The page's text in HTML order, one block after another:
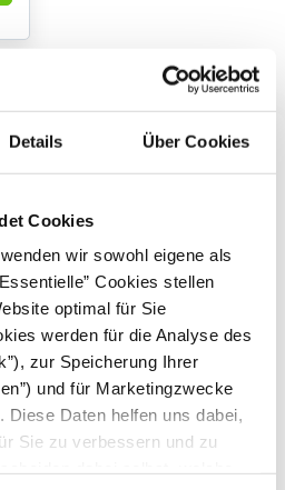
Details Über Cookies
Cookies
wir sowohl eigene als
Cookies stellen
optimal für Sie
werden für die Analyse des
zur Speicherung Ihrer
und für Marketingzwecke
Diese Daten helfen uns dabei,
Sie zu verbessern und zu